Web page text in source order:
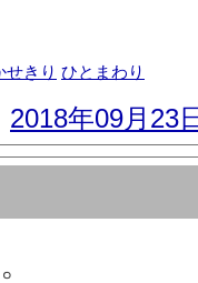
せきり ひとまわり
2018年09月23